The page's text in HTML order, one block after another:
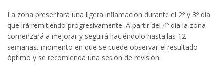
La zona presentará una ligera inflamación durante el 2º y 3º día
que irá remitiendo progresivamente. A partir del 4º día la zona
comenzará a mejorar y seguirá haciéndolo hasta las 12
semanas, momento en que se puede observar el resultado
óptimo y se recomienda una sesión de revisión.